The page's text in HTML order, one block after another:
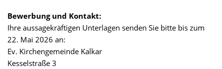
Bewerbung und Kontakt:
Ihre aussagekräftigen Unterlagen senden Sie bitte bis zum
22. Mai 2026 an:
Ev. Kirchengemeinde Kalkar
Kesselstraße 3